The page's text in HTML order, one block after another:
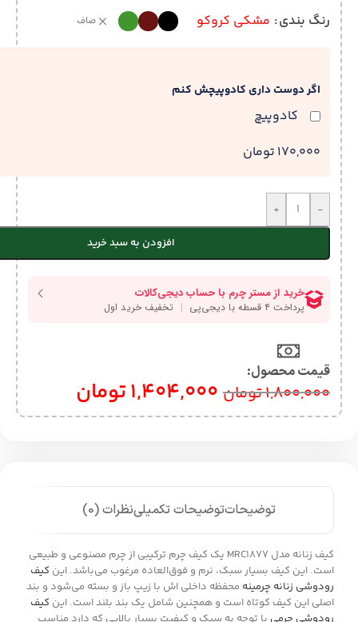
رنگ بندی مشکی کروکو صاف
اگر دوست داری کادوپیچش کنم
کادوپیچ
170,000 تومان
-
+
افزودن به سبد خرید
قیمت محصول:​
1,800,000تومان 1,404,000تومان
توضیحاتتوضیحات تکمیلینظرات (0)
کیف زنانه مدل MRC1877 یک کیف چرم ترکیبی از چرم مصنوعی و طبیعی
است. این کیف بسیار سبک، نرم و فوق‌العاده مرغوب می‌باشد. این کیف
رودوشی زنانه چرمینه محفظه داخلی اش با زیپ باز و بسته می‌شود و بند
اصلی این کیف کوتاه است و همچنین شامل یک بند بلند است. این کیف
رودوشی چرمی با توجه به سبک و کیفیت بسیار بالایی که دارد مناسب